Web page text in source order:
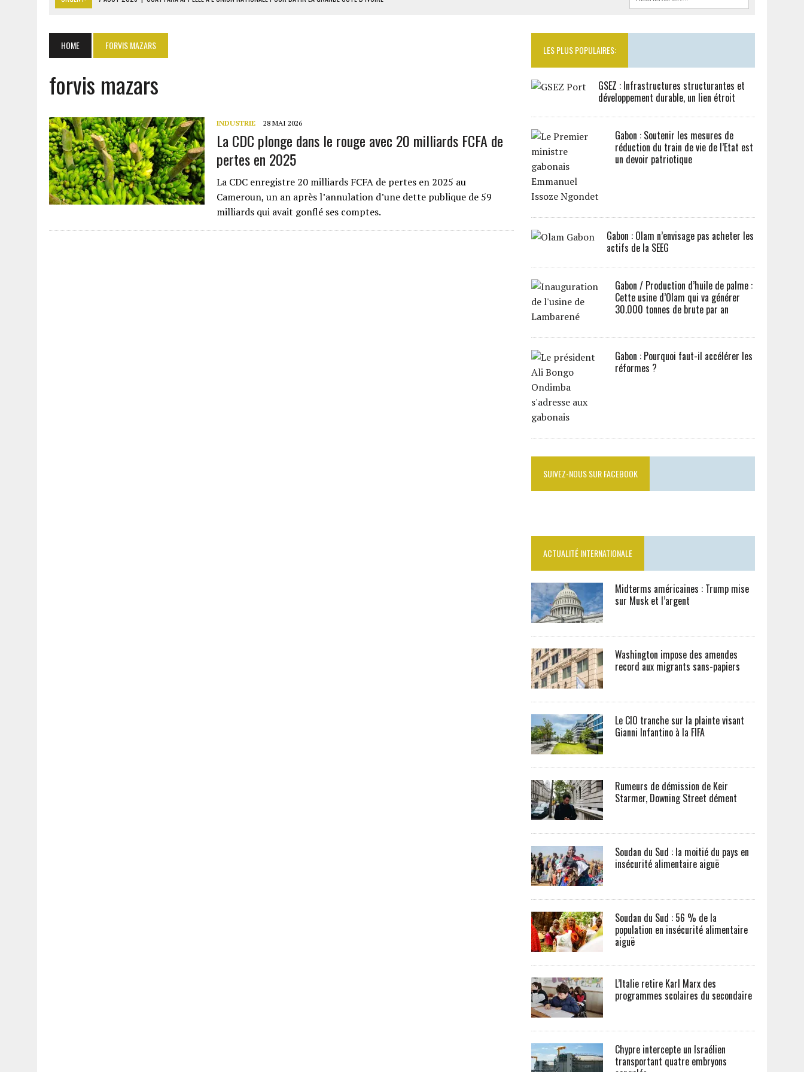
7 AOÛT 2026 | LE PREMIER MINISTRE GUINÉEN SALUE LE MODÈLE IVOIRIEN DE DÉVELOPPEMENT
7 AOÛT 2026
HOME FORVIS MAZARS
forvis mazars
INDUSTRIE 28 MAI 2026
La CDC plonge dans le rouge avec 20 milliards FCFA de
pertes en 2025
La CDC enregistre 20 milliards FCFA de pertes en 2025 au
Cameroun, un an après l’annulation d’une dette publique de 59
milliards qui avait gonflé ses comptes.
LES PLUS POPULAIRES:
GSEZ : Infrastructures structurantes et
développement durable, un lien étroit
Gabon : Soutenir les mesures de
réduction du train de vie de l’Etat est
un devoir patriotique
Gabon : Olam n’envisage pas acheter les
actifs de la SEEG
Gabon / Production d’huile de palme :
Cette usine d’Olam qui va générer
30.000 tonnes de brute par an
Gabon : Pourquoi faut-il accélérer les
réformes ?
SUIVEZ-NOUS SUR FACEBOOK
ACTUALITÉ INTERNATIONALE
Midterms américaines : Trump mise
sur Musk et l’argent
Washington impose des amendes
record aux migrants sans-papiers
Le CIO tranche sur la plainte visant
Gianni Infantino à la FIFA
Rumeurs de démission de Keir
Starmer, Downing Street dément
Soudan du Sud : la moitié du pays en
insécurité alimentaire aiguë
Soudan du Sud : 56 % de la
population en insécurité alimentaire
aiguë
L’Italie retire Karl Marx des
programmes scolaires du secondaire
Chypre intercepte un Israélien
transportant quatre embryons